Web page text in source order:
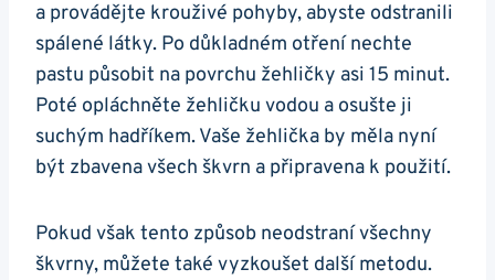
a provádějte ⁣krouživé pohyby, abyste odstranili
spálené látky. Po ⁣důkladném otření nechte⁢
pastu působit na povrchu žehličky asi 15 minut.
Poté opláchněte‍ žehličku vodou a osušte ​ji
suchým hadříkem. Vaše žehlička ⁢by měla nyní
být​ zbavena všech škvrn a připravena ​k použití.
Pokud však tento⁤ způsob neodstraní všechny
škvrny, můžete také vyzkoušet​ další metodu.⁤